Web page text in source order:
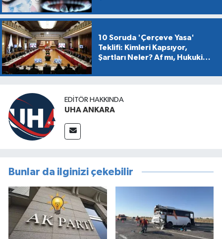
10 Soruda 'Çerçeve Yasa'
Teklifi: Kimleri Kapsıyor,
Şartları Neler? Af mı, Hukuki
EDITÖR HAKKINDA
UHA ANKARA
Bunlar da ilginizi çekebilir